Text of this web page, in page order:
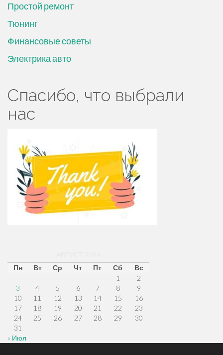
Простой ремонт
Тюнинг
Финансовые советы
Электрика авто
Спасибо, что выбрали
нас
Пн
Вт Ср Чт Пт Сб
Вс
1
2
3
4 5 6 7 8
9
10
11 12 13 14 15
16
17
18 19 20 21 22
23
24
25 26 27 28 29
30
31
« Июл